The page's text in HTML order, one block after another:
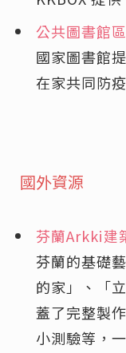
公共圖書館
國家圖書館
在家共同防疫
國外資源
芬蘭Arkki建
芬蘭的基礎
的家」、「
蓋了完整製
小測驗等，